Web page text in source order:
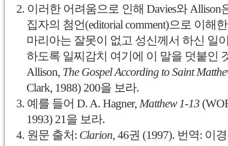
2. 이러한 어려움으로 인해 Davies와 Allison
집자의 첨언(editorial comment)으로 이해
마리아는 잘못이 없고 성신께서 하신 일
하도록 일찌감치 여기에 이 말을 덧붙인
Allison, The Gospel According to Saint
Clark, 1988) 200을 보라.
3. 예를 들어 D. A. Hagner, Matthew 1-13
1993) 21을 보라.
4. 원문 출처: Clarion, 46권 (1997). 번역: 이